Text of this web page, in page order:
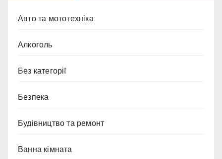
Авто та мототехніка
Алкоголь
Без категорії
Безпека
Будівництво та ремонт
Ванна кімната